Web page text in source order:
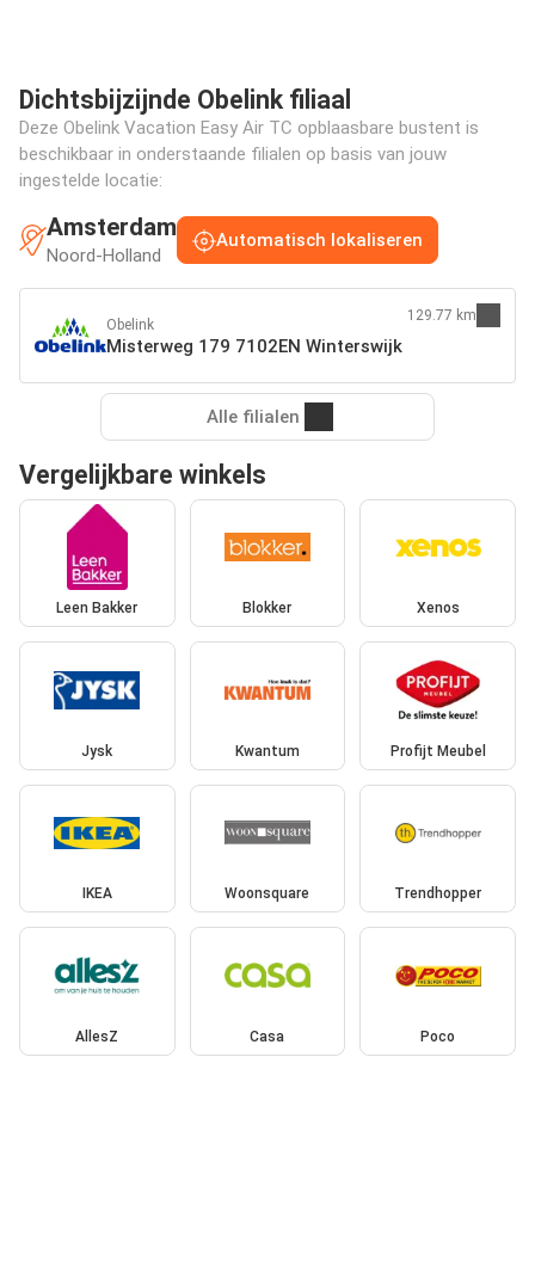
Dichtsbijzijnde Obelink filiaal
Deze Obelink Vacation Easy Air TC opblaasbare bustent is
beschikbaar in onderstaande filialen op basis van jouw
ingestelde locatie:
Amsterdam
Noord-Holland
Automatisch lokaliseren
Obelink
Misterweg 179 7102EN Winterswijk
129.77 km
Alle filialen
Vergelijkbare winkels
Leen Bakker Blokker Xenos
Jysk Kwantum Profijt Meubel
IKEA Woonsquare Trendhopper
AllesZ Casa Poco